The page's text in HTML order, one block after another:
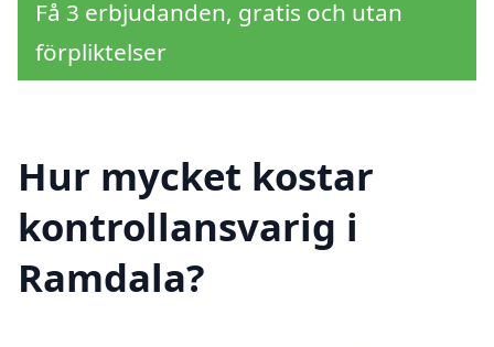
Få 3 erbjudanden, gratis och utan
förpliktelser
Hur mycket kostar
kontrollansvarig i
Ramdala?